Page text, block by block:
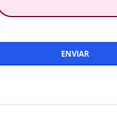
ENVIAR